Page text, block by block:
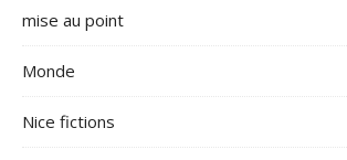
mise au point
Monde
Nice fictions